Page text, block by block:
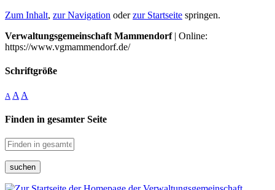
Zum Inhalt, zur Navigation oderzur Startseite springen.
Verwaltungsgemeinschaft Mammendorf| Online:
https://www.vgmammendorf.de/
Schriftgröße
A A A
Finden in gesamter Seite
suchen